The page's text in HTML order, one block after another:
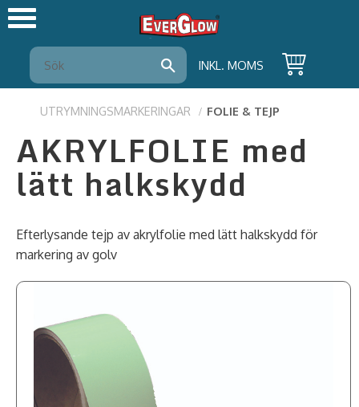
INKL. MOMS
UTRYMNINGSMARKERINGAR FOLIE & TEJP
AKRYLFOLIE med
lätt halkskydd
Efterlysande tejp av akrylfolie med lätt halkskydd för
markering av golv